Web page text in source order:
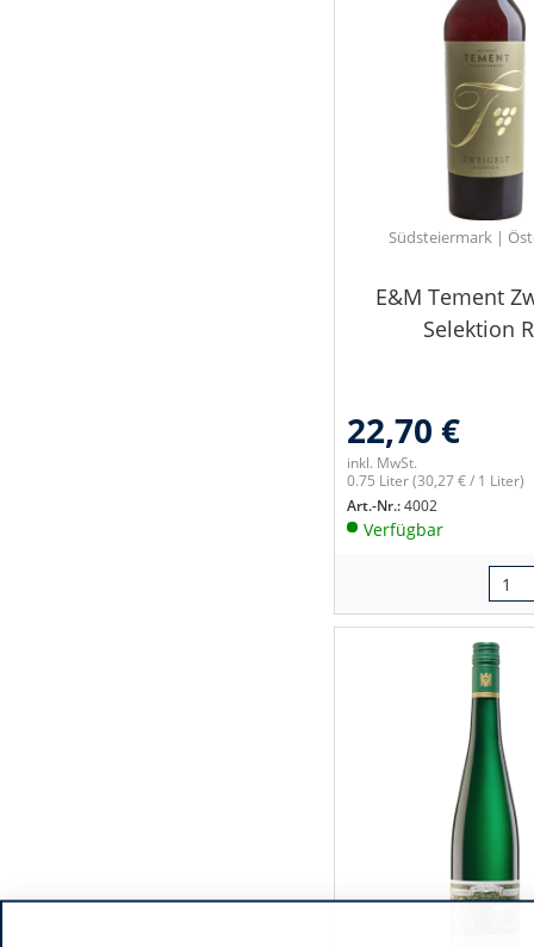
Südsteiermark |
E&M Tement
Selektion
22,70 €
inkl. MwSt.
0.75 Liter(30,27 € / 1 Liter)
Art.-Nr.:4002
Verfügbar